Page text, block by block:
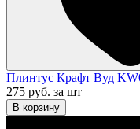
Плинтус Крафт Вуд
275 руб. за шт
В корзину